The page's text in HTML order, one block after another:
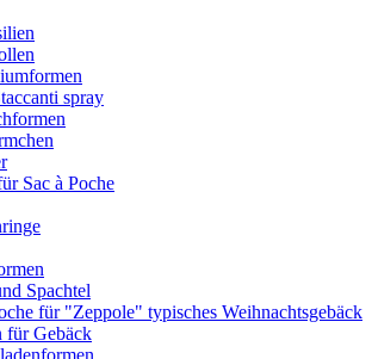
spray
Sac à Poche
Spachtel
für "Zeppole" typisches Weihnachtsgebäck
für Gebäck